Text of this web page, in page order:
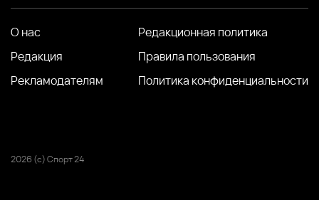
О нас
Редакция
Рекламодателям
Редакционная политика
Правила пользования
Политика конфиденциальности
2026 (с) Спорт 24